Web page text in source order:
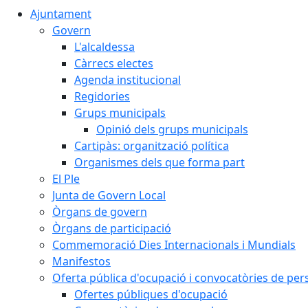
Ajuntament
Govern
L'alcaldessa
Càrrecs electes
Agenda institucional
Regidories
Grups municipals
Opinió dels grups municipals
Cartipàs: organització política
Organismes dels que forma part
El Ple
Junta de Govern Local
Òrgans de govern
Òrgans de participació
Commemoració Dies Internacionals i Mundials
Manifestos
Oferta pública d'ocupació i convocatòries de
Ofertes públiques d'ocupació